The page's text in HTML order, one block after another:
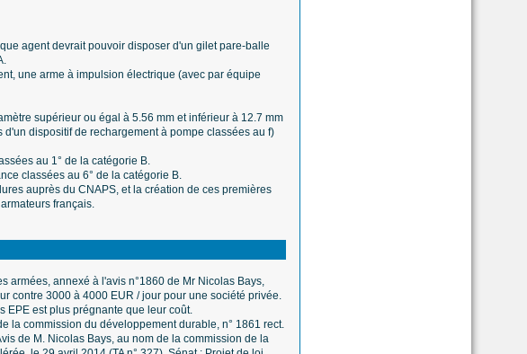
agent devrait pouvoir disposer d'un gilet pare-balle
une arme à impulsion électrique (avec par équipe
supérieur ou égal à 5.56 mm et inférieur à 12.7 mm
dispositif de rechargement à pompe classées au f)
au 1° de la catégorie B.
classées au 6° de la catégorie B.
auprès du CNAPS, et la création de ces premières
français.
armées, annexé à l'avis n°1860 de Mr Nicolas Bays,
contre 3000 à 4000 EUR / jour pour une société privée.
EPE est plus prégnante que leur coût.
la commission du développement durable, n° 1861 rect.
de M. Nicolas Bays, au nom de la commission de la